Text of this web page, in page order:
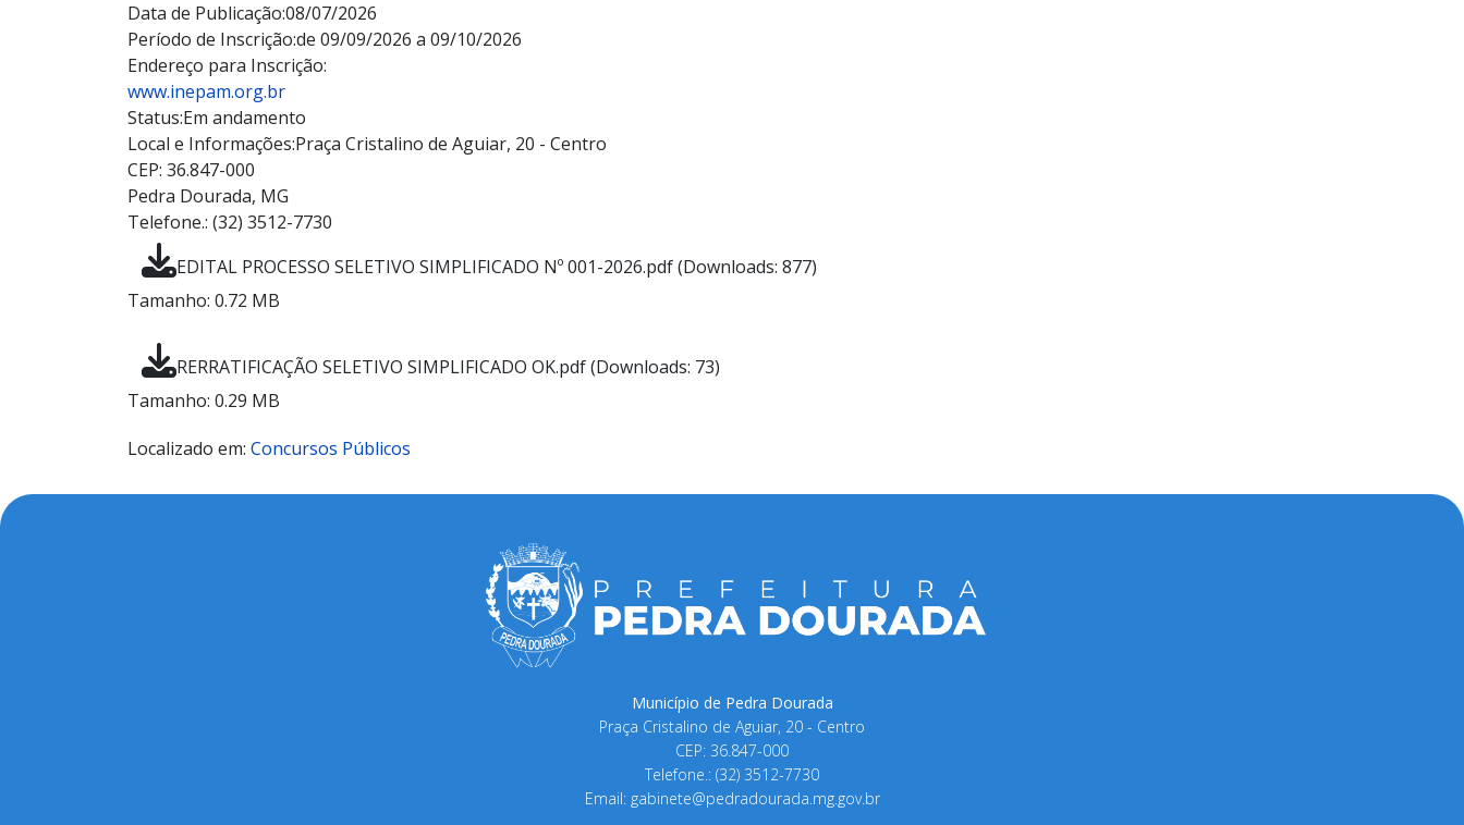
Data de Publicação:08/07/2026
Período de Inscrição:de 09/09/2026 a 09/10/2026
Endereço para Inscrição:
www.inepam.org.br
Status:Em andamento
Local e Informações:Praça Cristalino de Aguiar, 20 - Centro
CEP: 36.847-000
Pedra Dourada, MG
Telefone.: (32) 3512-7730
EDITAL PROCESSO SELETIVO SIMPLIFICADO Nº 001-2026.pdf (Downloads: 877)
Tamanho: 0.72 MB
RERRATIFICAÇÃO SELETIVO SIMPLIFICADO OK.pdf (Downloads: 73)
Tamanho: 0.29 MB
Localizado em: Concursos Públicos
Município de Pedra Dourada
Praça Cristalino de Aguiar, 20 - Centro
CEP: 36.847-000
Telefone.: (32) 3512-7730
Email: gabinete@pedradourada.mg.gov.br